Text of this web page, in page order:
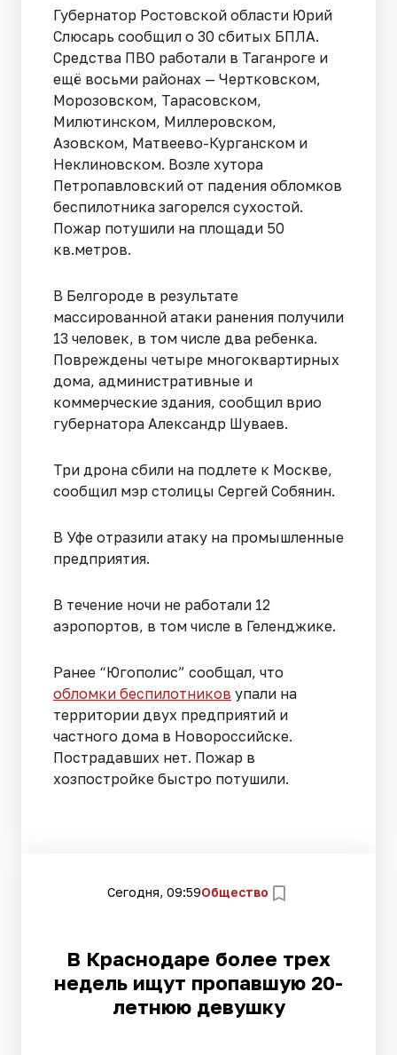
Губернатор Ростовской области Юрий
Слюсарь сообщил о 30 сбитых БПЛА.
Средства ПВО работали в Таганроге и
ещё восьми районах — Чертковском,
Морозовском, Тарасовском,
Милютинском, Миллеровском,
Азовском, Матвеево-Курганском и
Неклиновском. Возле хутора
Петропавловский от падения обломков
беспилотника загорелся сухостой.
Пожар потушили на площади 50
кв.метров.
В Белгороде в результате
массированной атаки ранения получили
13 человек, в том числе два ребенка.
Повреждены четыре многоквартирных
дома, административные и
коммерческие здания, сообщил врио
губернатора Александр Шуваев.
Три дрона сбили на подлете к Москве,
сообщил мэр столицы Сергей Собянин.
В Уфе отразили атаку на промышленные
предприятия.
В течение ночи не работали 12
аэропортов, в том числе в Геленджике.
Ранее “Югополис” сообщал, что
обломки беспилотников упали на
территории двух предприятий и
частного дома в Новороссийске.
Пострадавших нет. Пожар в
хозпостройке быстро потушили.
Сегодня, 09:59Общество
В Краснодаре более трех
недель ищут пропавшую 20-
летнюю девушку